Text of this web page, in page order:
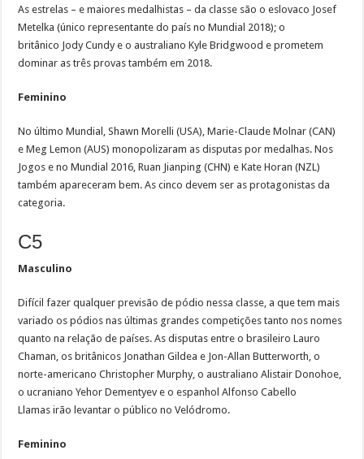
As estrelas – e maiores medalhistas – da classe são o eslovaco Josef
Metelka (único representante do país no Mundial 2018); o
britânico Jody Cundy e o australiano Kyle Bridgwood e prometem
dominar as três provas também em 2018.
Feminino
No último Mundial, Shawn Morelli (USA), Marie-Claude Molnar (CAN)
e Meg Lemon (AUS) monopolizaram as disputas por medalhas. Nos
Jogos e no Mundial 2016, Ruan Jianping (CHN) e Kate Horan (NZL)
também apareceram bem. As cinco devem ser as protagonistas da
categoria.
C5
Masculino
Difícil fazer qualquer previsão de pódio nessa classe, a que tem mais
variado os pódios nas últimas grandes competições tanto nos nomes
quanto na relação de países. As disputas entre o brasileiro Lauro
Chaman, os britânicos Jonathan Gildea e Jon-Allan Butterworth, o
norte-americano Christopher Murphy, o australiano Alistair Donohoe,
o ucraniano Yehor Dementyev e o espanhol Alfonso Cabello
Llamas irão levantar o público no Velódromo.
Feminino